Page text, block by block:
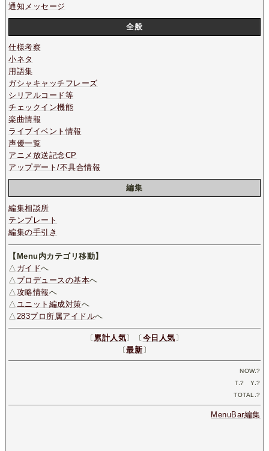
通知メッセージ
全般
仕様考察
小ネタ
用語集
ガシャキャッチフレーズ
シリアルコード等
チェックイン機能
楽曲情報
ライブイベント情報
声優一覧
アニメ放送記念CP
アップデート/不具合情報
編集
編集相談所
テンプレート
編集の手引き
【Menu内カテゴリ移動】
△ ガイドへ
△ プロデュースの基本へ
△ 攻略情報へ
△ ユニット編成対策へ
△ 283プロ所属アイドルへ
〔 累計人気〕〔 今日人気 〕
〔最新 〕
NOW.?
T.? Y.?
TOTAL.?
MenuBar編集